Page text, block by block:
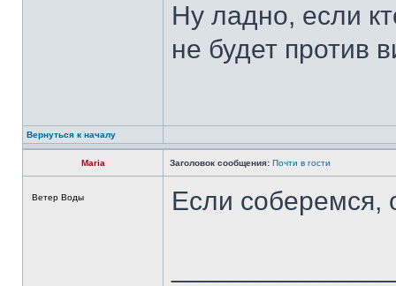
Ну ладно, если
не будет против
Вернуться к началу
Maria Заголовок сообщения: Почти в гости
Ветер Воды Если соберемся,